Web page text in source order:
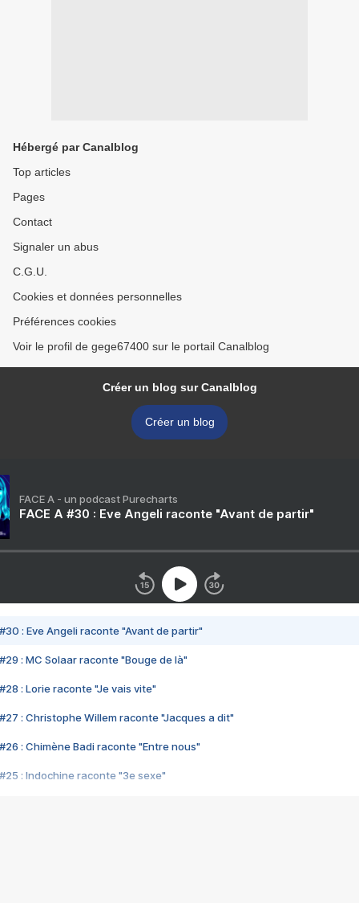
Hébergé par Canalblog
Top articles
Pages
Contact
Signaler un abus
C.G.U.
Cookies et données personnelles
Préférences cookies
Voir le profil de gege67400 sur le portail Canalblog
Créer un blog sur Canalblog
Créer un blog
FACE A - un podcast Purecharts
FACE A #30 : Eve Angeli raconte "Avant de partir"
#30 : Eve Angeli raconte "Avant de partir"
#29 : MC Solaar raconte "Bouge de là"
#28 : Lorie raconte "Je vais vite"
#27 : Christophe Willem raconte "Jacques a dit"
#26 : Chimène Badi raconte "Entre nous"
#25 : Indochine raconte "3e sexe"